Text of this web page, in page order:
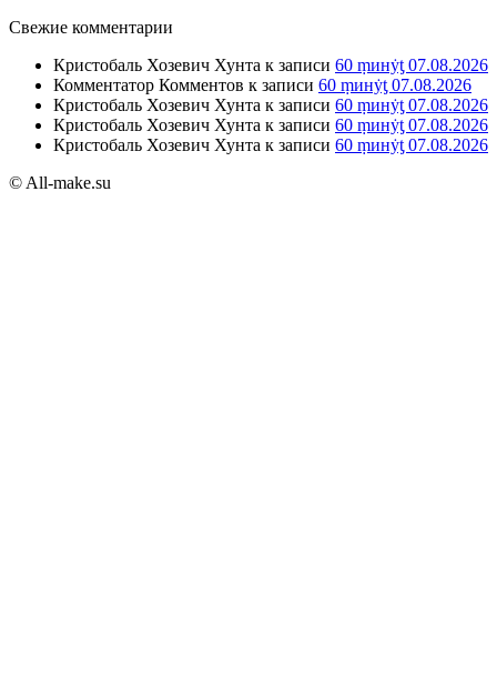
Свежие комментарии
Кристобаль Хозевич Хунта к записи 60 ṃинẏƫ 07.08.2026
Комментатор Комментов к записи 60 ṃинẏƫ 07.08.2026
Кристобаль Хозевич Хунта к записи 60 ṃинẏƫ 07.08.2026
Кристобаль Хозевич Хунта к записи 60 ṃинẏƫ 07.08.2026
Кристобаль Хозевич Хунта к записи 60 ṃинẏƫ 07.08.2026
© All-make.su